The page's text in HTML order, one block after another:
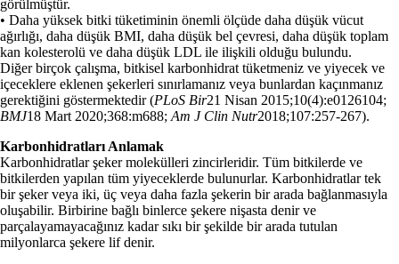
görülmüştür.
• Daha yüksek bitki tüketiminin önemli ölçüde daha düşük vücut
ağırlığı, daha düşük BMI, daha düşük bel çevresi, daha düşük toplam
kan kolesterolü ve daha düşük LDL ile ilişkili olduğu bulundu.
Diğer birçok çalışma, bitkisel karbonhidrat tüketmeniz ve yiyecek ve
içeceklere eklenen şekerleri sınırlamanız veya bunlardan kaçınmanız
gerektiğini göstermektedir (PLoS Bir21 Nisan 2015;10(4):e0126104;
BMJ18 Mart 2020;368:m688;Am J Clin Nutr2018;107:257-267).
Karbonhidratları Anlamak
Karbonhidratlar şeker molekülleri zincirleridir. Tüm bitkilerde ve
bitkilerden yapılan tüm yiyeceklerde bulunurlar. Karbonhidratlar tek
bir şeker veya iki, üç veya daha fazla şekerin bir arada bağlanmasıyla
oluşabilir. Birbirine bağlı binlerce şekere nişasta denir ve
parçalayamayacağınız kadar sıkı bir şekilde bir arada tutulan
milyonlarca şekere lif denir.